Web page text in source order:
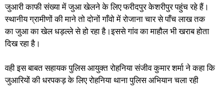
जुआरी काफी संख्या में जुआ खेलने के लिए फरीदपुर केशरीपुर पहुंच रहे हैं।
स्थानीय ग्रामीणों की माने तो दोनों गाँवो में रोजाना चार से पाँच लाख तक
का जुआ का खेल धड़ल्ले से हो रहा है।इससे गांव का माहौल भी खराब होता
दिख रहा है।
वही इस बाबत सहायक पुलिस आयुक्त रोहनिया संजीव कुमार शर्मा ने कहा कि
जुआरियों की धरपकड़ के लिए रोहनिया थाना पुलिस अभियान चला रही